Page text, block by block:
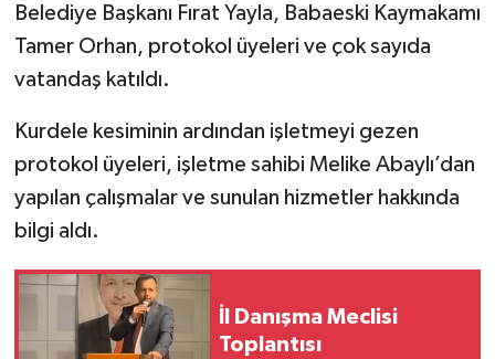
Belediye Başkanı Fırat Yayla, Babaeski Kaymakamı
Tamer Orhan, protokol üyeleri ve çok sayıda
vatandaş katıldı.
Kurdele kesiminin ardından işletmeyi gezen
protokol üyeleri, işletme sahibi Melike Abaylı’dan
yapılan çalışmalar ve sunulan hizmetler hakkında
bilgi aldı.
İl Danışma Meclisi
Toplantısı